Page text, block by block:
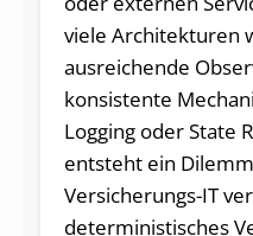
viele Architekturen
ausreichende
konsistente
Logging oder State
entsteht ein
Versicherungs-IT
deterministisches